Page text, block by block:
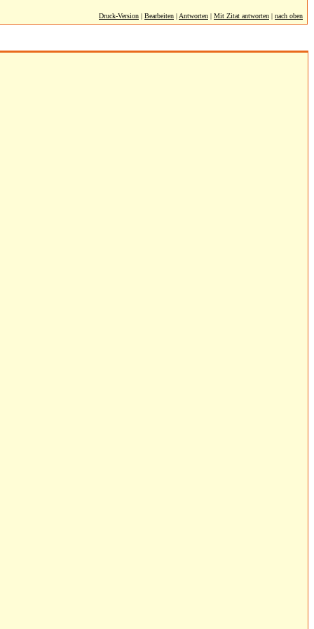
Druck-Version | Bearbeiten | Antworten | Mit Zitat antworten | nach oben